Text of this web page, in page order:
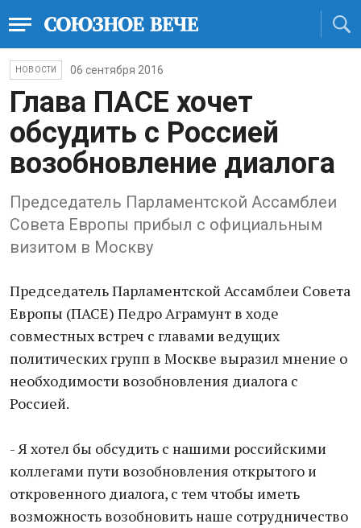
НОВОСТИ 06 сентября 2016
Глава ПАСЕ хочет
обсудить с Россией
возобновление диалога
Председатель Парламентской Ассамблеи
Совета Европы прибыл с официальным
визитом в Москву
Председатель Парламентской Ассамблеи Совета
Европы (ПАСЕ) Педро Аграмунт в ходе
совместных встреч с главами ведущих
политических групп в Москве выразил мнение о
необходимости возобновления диалога с
Россией.
- Я хотел бы обсудить с нашими российскими
коллегами пути возобновления открытого и
откровенного диалога, с тем чтобы иметь
возможность возобновить наше сотрудничество